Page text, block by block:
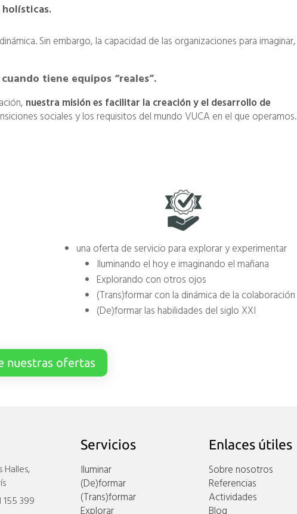
Sin embargo, la capacidad de las organizaciones para imaginar,
tiene equipos “reales”.
nuestra misión es facilitar la creación y el desarrollo de
sociales y los requisitos del mundo VUCA en el que operamos.
una oferta de servicio para explorar y experimentar
Iluminando el hoy e imaginando el mañana
Explorando con otros ojos
(Trans)formar con la dinámica de la colaboración
(De)formar las habilidades del siglo XXI
nuestras ofertas
Halles,
155 399
Servicios
Iluminar
(De)formar
(Trans)formar
Explorar
Enlaces útiles
Sobre nosotros
Referencias
Actividades
Blog